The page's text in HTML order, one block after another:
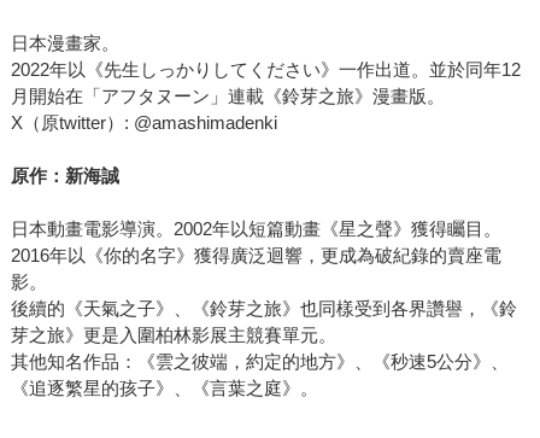
日本漫畫家。
2022年以《先生しっかりしてください》一作出道。並於同年12
月開始在「アフタヌーン」連載《鈴芽之旅》漫畫版。
X（原twitter）: @amashimadenki
原作：新海誠
日本動畫電影導演。2002年以短篇動畫《星之聲》獲得矚目。
2016年以《你的名字》獲得廣泛迴響，更成為破紀錄的賣座電
影。
後續的《天氣之子》、《鈴芽之旅》也同樣受到各界讚譽，《鈴
芽之旅》更是入圍柏林影展主競賽單元。
其他知名作品：《雲之彼端，約定的地方》、《秒速5公分》、
《追逐繁星的孩子》、《言葉之庭》。